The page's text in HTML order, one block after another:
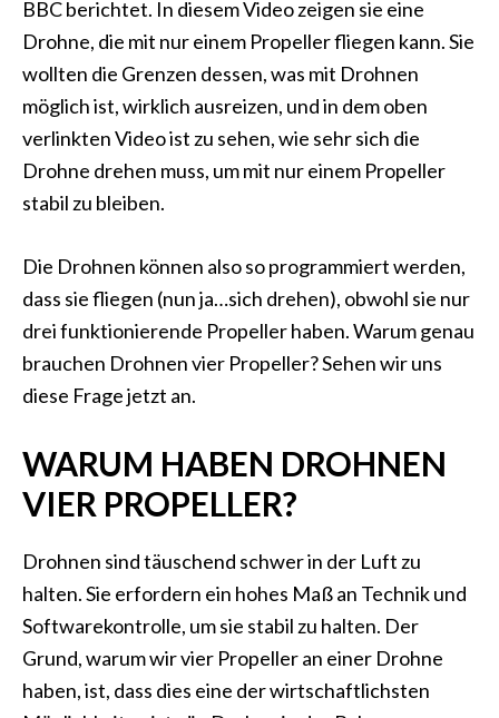
BBC berichtet. In diesem Video zeigen sie eine
Drohne, die mit nur einem Propeller fliegen kann. Sie
wollten die Grenzen dessen, was mit Drohnen
möglich ist, wirklich ausreizen, und in dem oben
verlinkten Video ist zu sehen, wie sehr sich die
Drohne drehen muss, um mit nur einem Propeller
stabil zu bleiben.
Die Drohnen können also so programmiert werden,
dass sie fliegen (nun ja…sich drehen), obwohl sie nur
drei funktionierende Propeller haben. Warum genau
brauchen Drohnen vier Propeller? Sehen wir uns
diese Frage jetzt an.
WARUM HABEN DROHNEN
VIER PROPELLER?
Drohnen sind täuschend schwer in der Luft zu
halten. Sie erfordern ein hohes Maß an Technik und
Softwarekontrolle, um sie stabil zu halten. Der
Grund, warum wir vier Propeller an einer Drohne
haben, ist, dass dies eine der wirtschaftlichsten